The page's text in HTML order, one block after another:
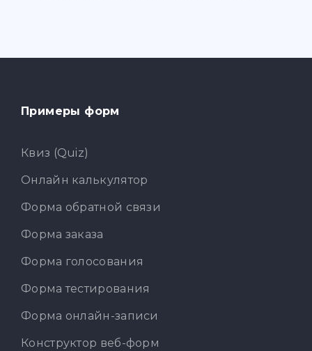
Примеры форм
Квиз (Quiz)
Онлайн калькулятор
Форма обратной связи
Форма заказа
Форма голосования
Форма тестирования
Форма онлайн-записи
Конструктор веб-форм